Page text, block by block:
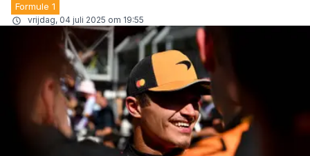
Formule 1
vrijdag, 04 juli 2025 om 19:55